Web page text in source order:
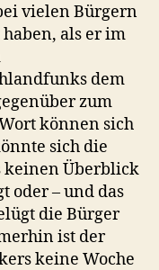
vielen Bürgern
als er im
dem
zum
können sich
sich die
keinen Überblick
oder – und das
die Bürger
ist der
keine Woche